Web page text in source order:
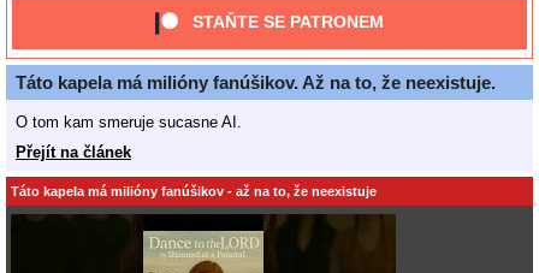
STAŇTE SE PATRONEM
Táto kapela má milióny fanúšikov. Až na to, že neexistuje.
O tom kam smeruje sucasne AI.
Přejít na článek
Táto kapela má milióny fanúšikov - až na to, že neexistuje